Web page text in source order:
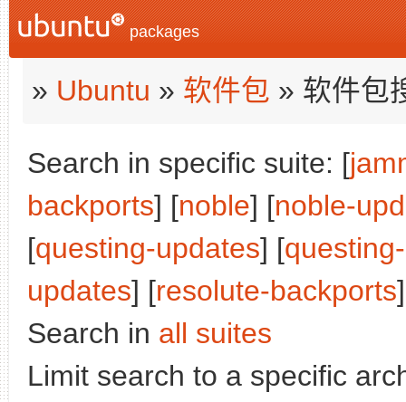
packages
» Ubuntu » 软件包 » 软件包
Search in specific suite: [
backports] [noble] [noble-
[questing-updates] [
updates] [resolute-backports
Search in all suites
Limit search to a specific